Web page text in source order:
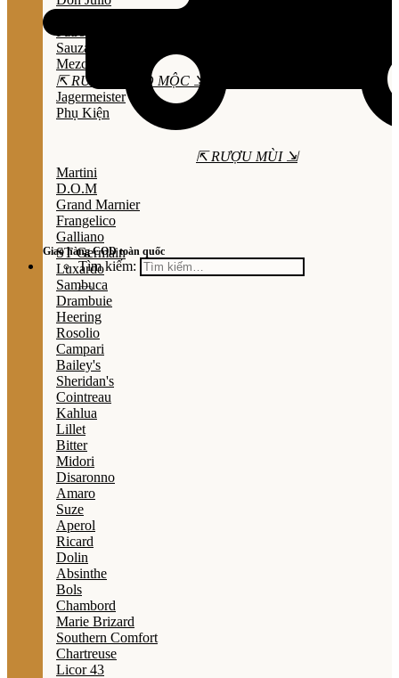
Giao hàng COD toàn quốc
Tìm kiếm:
Sauza
Mezcal
⇱ RƯỢU THẢO MỘC ⇲
Jagermeister
Phụ Kiện
⇱ RƯỢU MÙI ⇲
Martini
D.O.M
Grand Marnier
Frangelico
Galliano
ST Germain
Luxardo
Sambuca
Drambuie
Heering
Rosolio
Campari
Bailey's
Sheridan's
Cointreau
Kahlua
Lillet
Bitter
Midori
Disaronno
Amaro
Suze
Aperol
Ricard
Dolin
Absinthe
Bols
Chambord
Marie Brizard
Southern Comfort
Chartreuse
Licor 43